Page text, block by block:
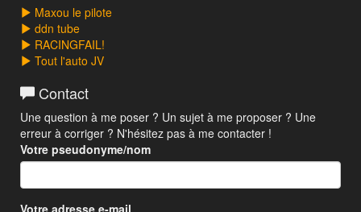
Maxou le pilote
ddn tube
RACINGFAIL!
Tout l'auto JV
Contact
Une question à me poser ? Un sujet à me proposer ? Une
erreur à corriger ? N'hésitez pas à me contacter !
Votre pseudonyme/nom
Votre adresse e-mail